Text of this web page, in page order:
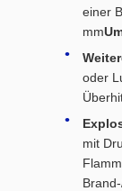
einer
mm
oder
mit